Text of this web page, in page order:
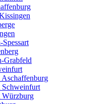
Grabfeld
Aschaffenburg
Schweinfurt
Würzburg